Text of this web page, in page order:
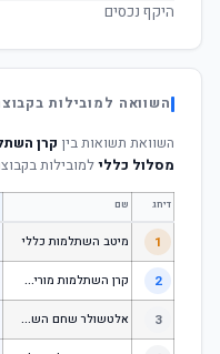
היקף נכסים
השוואה למובילות
השוואת תשואות בין קרן
מסלול כללילמובילות
דירוג שם
1 מיטב השתלמות כללי
2 ק
רן השתלמות מורים וגננות המסלול הרגיל - מסלול כללי
3 א
לטשולר שחם השתלמות כללי